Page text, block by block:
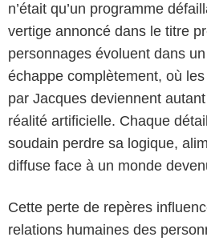
n’était qu’un programme
vertige annoncé dans le titre
personnages évoluent dans
échappe complètement, où
par Jacques deviennent
réalité artificielle. Chaque
soudain perdre sa logique,
diffuse face à un monde
Cette perte de repères
relations humaines des